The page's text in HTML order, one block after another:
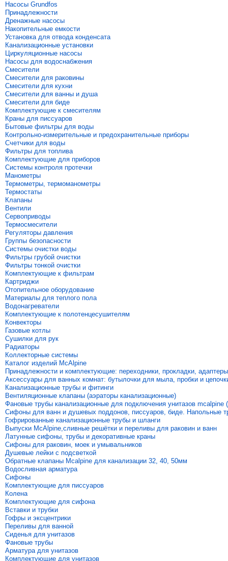
Насосы Grundfos
Принадлежности
Дренажные насосы
Накопительные емкости
Установка для отвода конденсата
Канализационные установки
Циркуляционные насосы
Насосы для водоснабжения
Смесители
Смесители для раковины
Смесители для кухни
Смесители для ванны и душа
Смесители для биде
Комплектующие к смесителям
Краны для писсуаров
Бытовые фильтры для воды
Контрольно-измерительные и предохранительные приборы
Счетчики для воды
Фильтры для топлива
Комплектующие для приборов
Системы контроля протечки
Манометры
Термометры, термоманометры
Термостаты
Клапаны
Вентили
Сервоприводы
Термосмесители
Регуляторы давления
Группы безопасности
Системы очистки воды
Фильтры грубой очистки
Фильтры тонкой очистки
Комплектующие к фильтрам
Картриджи
Отопительное оборудование
Материалы для теплого пола
Водонагреватели
Комплектующие к полотенцесушителям
Конвекторы
Газовые котлы
Сушилки для рук
Радиаторы
Коллекторные системы
Каталог изделий McAlpine
Принадлежности и комплектующие: переходники, прокладки, адаптеры
Аксессуары для ванных комнат: бутылочки для мыла, пробки и
Канализационные трубы и фитинги
Вентиляционные клапаны (аэраторы канализационные)
Фановые трубы канализационные для подключения унитазов mcalpine
Сифоны для ванн и душевых поддонов, писсуаров, биде. Напольные
Гофрированные канализационные трубы и шланги
Выпуски McAlpine,сливные решётки и переливы для раковин и ванн
Латунные сифоны, трубы и декоративные краны
Сифоны для раковин, моек и умывальников
Душевые лейки с подсветкой
Обратные клапаны Mcalpine для канализации 32, 40, 50мм
Водосливная арматура
Сифоны
Комплектующие для писсуаров
Колена
Комплектующие для сифона
Вставки и трубки
Гофры и эксцентрики
Переливы для ванной
Сиденья для унитазов
Фановые трубы
Арматура для унитазов
Комплектующие для унитазов